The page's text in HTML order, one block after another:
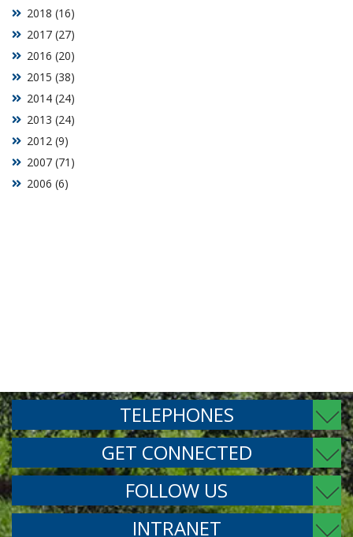
2006 (6)
2007 (71)
2012 (9)
2013 (24)
2014 (24)
2015 (38)
2016 (20)
2017 (27)
2018 (16)
TELEPHONES
GET CONNECTED
FOLLOW US
INTRANET